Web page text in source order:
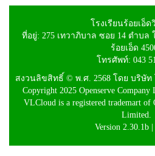
โรงเรียนร้อยเอ็ด
ที่อยู่: 275 เทวาภิบาล ซอย 14 ตำบล
ร้อยเอ็ด
โทรศัพท์: 043
สงวนลิขสิทธิ์ © พ.ศ. 2568 โดย บริษั
Copyright 2025 Openserve
VLCloud is a registered trademart of
Limited.
Version 2.30.1b |